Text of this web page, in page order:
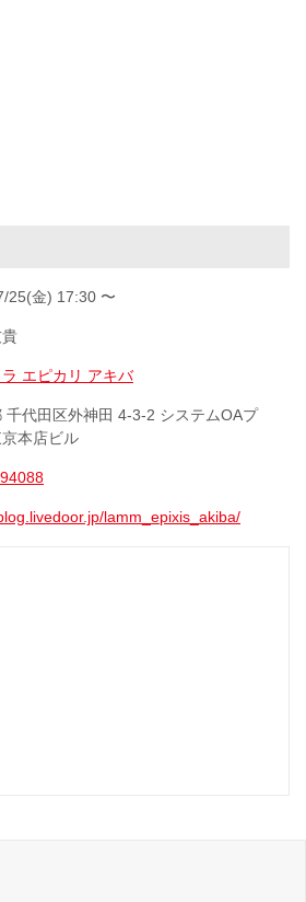
25(金) 17:30 〜
エピカリ アキバ
千代田区外神田 4-3-2 システムOAプ
本店ビル
lamm_epixis_akiba/